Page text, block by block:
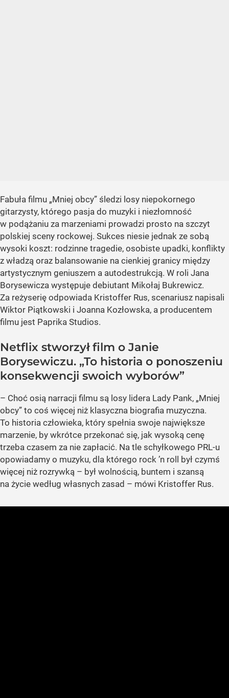
Fabuła filmu „Mniej obcy” śledzi losy niepokornego
gitarzysty, którego pasja do muzyki i niezłomność
w podążaniu za marzeniami prowadzi prosto na szczyt
polskiej sceny rockowej. Sukces niesie jednak ze sobą
wysoki koszt: rodzinne tragedie, osobiste upadki, konflikty
z władzą oraz balansowanie na cienkiej granicy między
artystycznym geniuszem a autodestrukcją. W roli Jana
Borysewicza występuje debiutant Mikołaj Bukrewicz.
Za reżyserię odpowiada Kristoffer Rus, scenariusz napisali
Wiktor Piątkowski i Joanna Kozłowska, a producentem
filmu jest Paprika Studios.
Netflix stworzył film o Janie
Borysewiczu. „To historia o ponoszeniu
konsekwencji swoich wyborów”
– Choć osią narracji filmu są losy lidera Lady Pank, „Mniej
obcy” to coś więcej niż klasyczna biografia muzyczna.
To historia człowieka, który spełnia swoje największe
marzenie, by wkrótce przekonać się, jak wysoką cenę
trzeba czasem za nie zapłacić. Na tle schyłkowego PRL-u
opowiadamy o muzyku, dla którego rock ’n roll był czymś
więcej niż rozrywką – był wolnością, buntem i szansą
na życie według własnych zasad – mówi Kristoffer Rus.